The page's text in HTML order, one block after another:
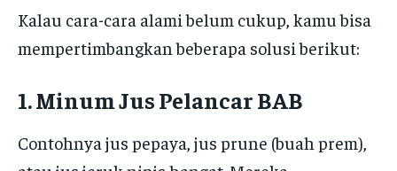
Kalau cara-cara alami belum cukup, kamu bisa
mempertimbangkan beberapa solusi berikut:
1. Minum Jus Pelancar BAB
Contohnya jus pepaya, jus prune (buah prem),